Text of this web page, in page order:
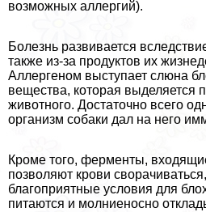
возможных аллергий).
Болезнь развивается
также из-за продуктов их
Аллергеном выступает слюна
вещества, которая выделяется
животного. Достаточно всего
организм собаки дал на него
Кроме того, ферменты,
позволяют крови
благоприятные условия для
питаются и молниеносно